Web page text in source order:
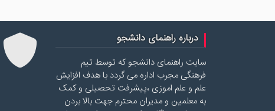
درباره راهنمای دانشجو
سایت راهنمای دانشجو که توسط تیم
فرهنگی مجرب اداره می گردد با هدف افزایش
علم و علم اموزی ،پیشرفت تحصیلی و کمک
به معلمین و مدیران محترم جهت بالا بردن